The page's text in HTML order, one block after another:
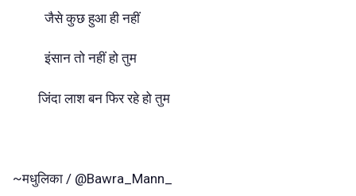
जैसे कुछ हुआ ही नहीं
इंसान तो नहीं हो तुम
जिंदा लाश बन फिर रहे हो तुम
~मधुलिका / @Bawra_Mann_